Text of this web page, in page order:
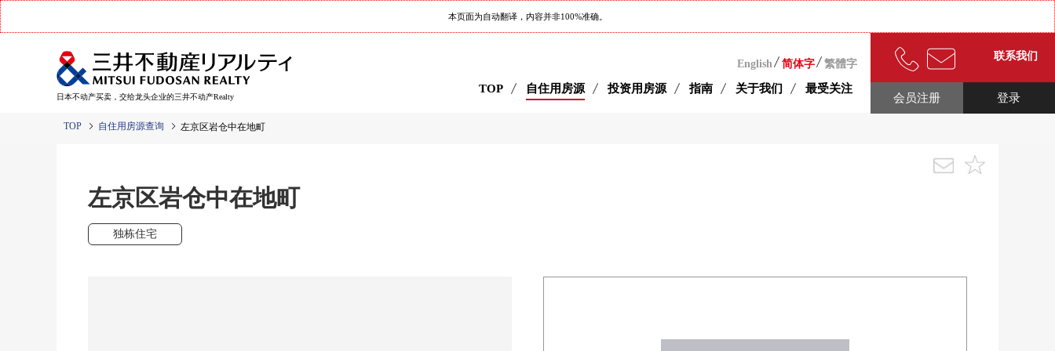
本页面为自动翻译，内容并非100%准确。
日本不动产买卖，交给龙头企业的三井不动产Realty
English 简体字 繁體字
TOP 自住用房源 投资用房源 指南 关于我们 最受关注
联系我们
登录
会员注册
TOP 自住用房源查询 左京区岩仓中在地町
左京区岩仓中在地町
独栋住宅